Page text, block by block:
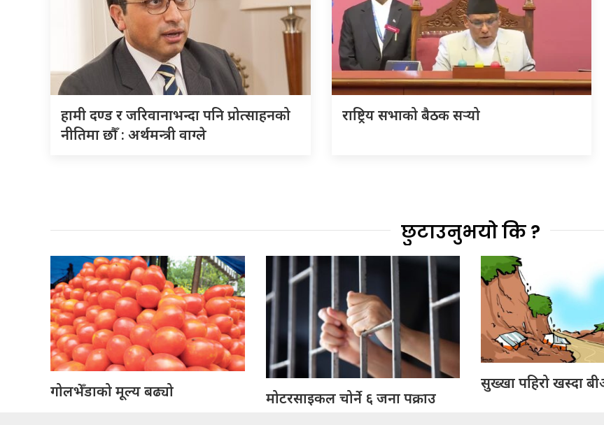
हामी दण्ड र जरिवानाभन्दा पनि प्रोत्साहनको
नीतिमा छौँ : अर्थमन्त्री वाग्ले
राष्ट्रिय सभाको बैठक सर्‍यो
छुटाउनुभयो कि ?
गोलभेँडाको मूल्य बढ्यो मोटरसाइकल चोर्ने ६ जना पक्राउ
सुख्खा पहिरो खस्दा